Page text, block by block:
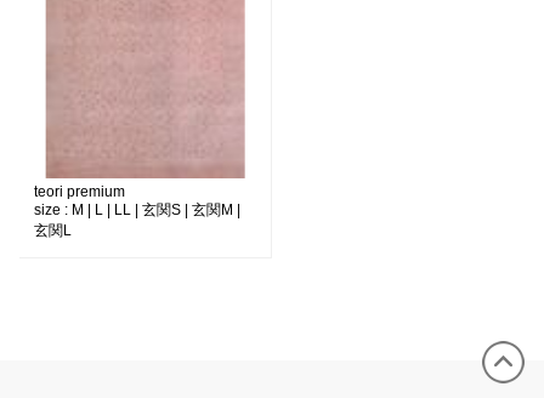
teori premium
size : M | L | LL | 玄関S | 玄関M |
玄関L